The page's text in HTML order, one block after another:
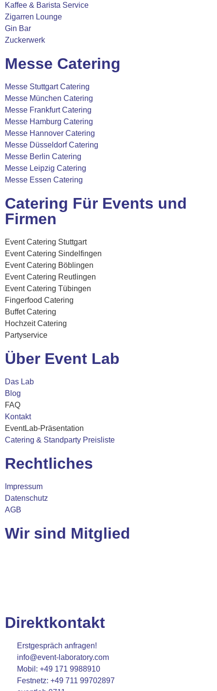
Kaffee & Barista Service
Zigarren Lounge
Gin Bar
Zuckerwerk
Messe Catering
Messe Stuttgart Catering
Messe München Catering
Messe Frankfurt Catering
Messe Hamburg Catering
Messe Hannover Catering
Messe Düsseldorf Catering
Messe Berlin Catering
Messe Leipzig Catering
Messe Essen Catering
Catering Für Events und
Firmen
Event Catering Stuttgart
Event Catering Sindelfingen
Event Catering Böblingen
Event Catering Reutlingen
Event Catering Tübingen
Fingerfood Catering
Buffet Catering
Hochzeit Catering
Partyservice
Über Event Lab
Das Lab
Blog
FAQ
Kontakt
EventLab-Präsentation
Catering & Standparty Preisliste
Rechtliches
Impressum
Datenschutz
AGB
Wir sind Mitglied
Direktkontakt
Erstgespräch anfragen!
info@event-laboratory.com
Mobil: +49 171 9988910
Festnetz: +49 711 99702897